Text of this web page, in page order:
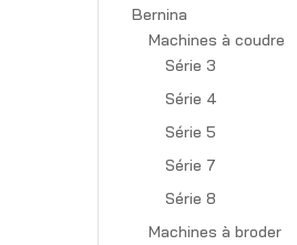
Bernina
Machines à coudre
Série 3
Série 4
Série 5
Série 7
Série 8
Machines à broder